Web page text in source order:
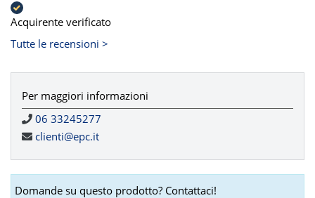
Acquirente verificato
Tutte le recensioni >
Per maggiori informazioni
06 33245277
clienti@epc.it
Domande su questo prodotto? Contattaci!